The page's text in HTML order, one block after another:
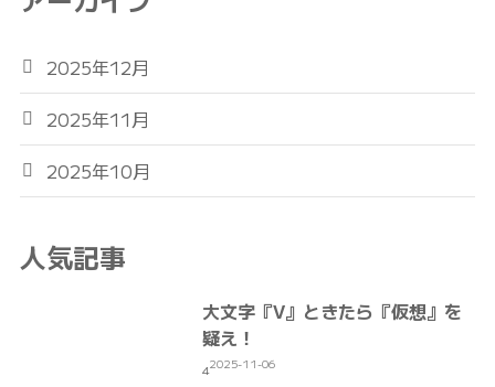
2025年12月
2025年11月
2025年10月
人気記事
大文字『V』ときたら『仮想』を
疑え！
42025-11-06